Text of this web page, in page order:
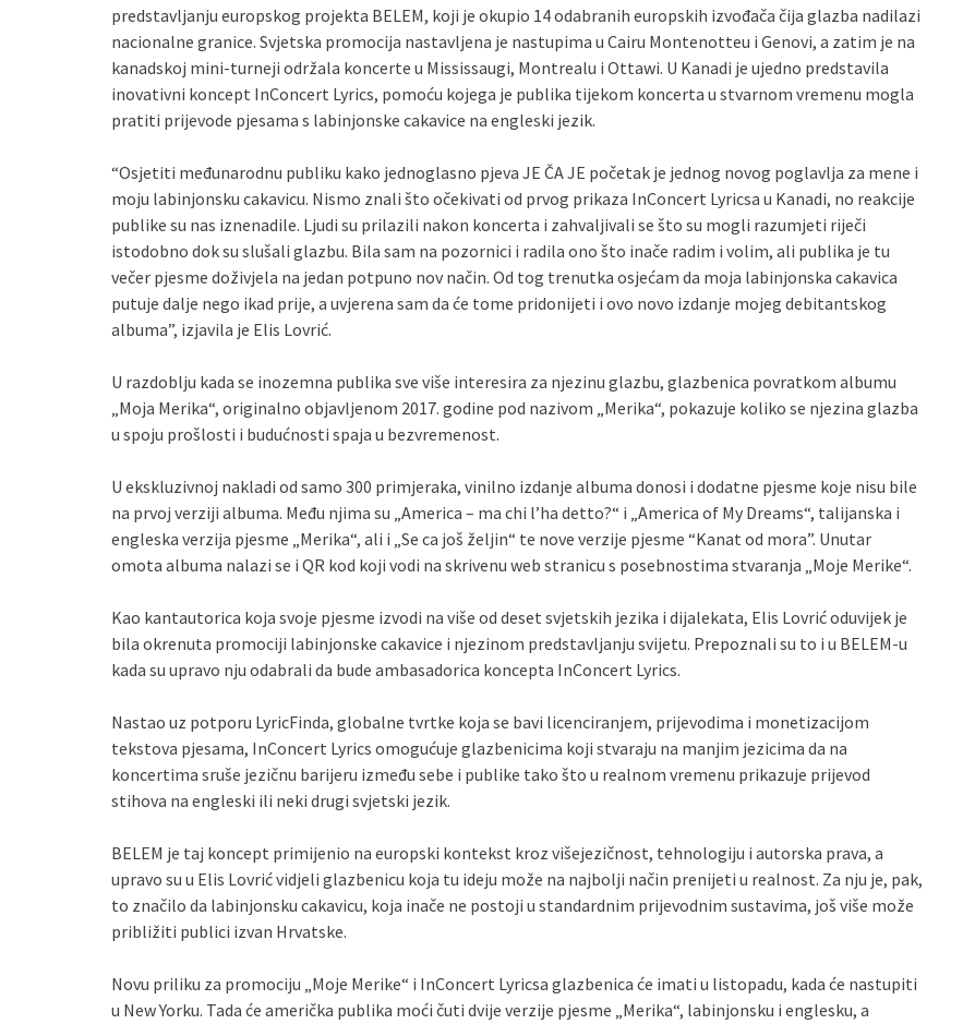
predstavljanju europskog projekta BELEM, koji je okupio 14 odabranih europskih izvođača čija glazba nadilazi
nacionalne granice. Svjetska promocija nastavljena je nastupima u Cairu Montenotteu i Genovi, a zatim je na
kanadskoj mini-turneji održala koncerte u Mississaugi, Montrealu i Ottawi. U Kanadi je ujedno predstavila
inovativni koncept InConcert Lyrics, pomoću kojega je publika tijekom koncerta u stvarnom vremenu mogla
pratiti prijevode pjesama s labinjonske cakavice na engleski jezik.
“Osjetiti međunarodnu publiku kako jednoglasno pjeva JE ČA JE početak je jednog novog poglavlja za mene i
moju labinjonsku cakavicu. Nismo znali što očekivati od prvog prikaza InConcert Lyricsa u Kanadi, no reakcije
publike su nas iznenadile. Ljudi su prilazili nakon koncerta i zahvaljivali se što su mogli razumjeti riječi
istodobno dok su slušali glazbu. Bila sam na pozornici i radila ono što inače radim i volim, ali publika je tu
večer pjesme doživjela na jedan potpuno nov način. Od tog trenutka osjećam da moja labinjonska cakavica
putuje dalje nego ikad prije, a uvjerena sam da će tome pridonijeti i ovo novo izdanje mojeg debitantskog
albuma”, izjavila je Elis Lovrić.
U razdoblju kada se inozemna publika sve više interesira za njezinu glazbu, glazbenica povratkom albumu
„Moja Merika“, originalno objavljenom 2017. godine pod nazivom „Merika“, pokazuje koliko se njezina glazba
u spoju prošlosti i budućnosti spaja u bezvremenost.
U ekskluzivnoj nakladi od samo 300 primjeraka, vinilno izdanje albuma donosi i dodatne pjesme koje nisu bile
na prvoj verziji albuma. Među njima su „America – ma chi l’ha detto?“ i „America of My Dreams“, talijanska i
engleska verzija pjesme „Merika“, ali i „Se ca još željin“ te nove verzije pjesme “Kanat od mora”. Unutar
omota albuma nalazi se i QR kod koji vodi na skrivenu web stranicu s posebnostima stvaranja „Moje Merike“.
Kao kantautorica koja svoje pjesme izvodi na više od deset svjetskih jezika i dijalekata, Elis Lovrić oduvijek je
bila okrenuta promociji labinjonske cakavice i njezinom predstavljanju svijetu. Prepoznali su to i u BELEM-u
kada su upravo nju odabrali da bude ambasadorica koncepta InConcert Lyrics.
Nastao uz potporu LyricFinda, globalne tvrtke koja se bavi licenciranjem, prijevodima i monetizacijom
tekstova pjesama, InConcert Lyrics omogućuje glazbenicima koji stvaraju na manjim jezicima da na
koncertima sruše jezičnu barijeru između sebe i publike tako što u realnom vremenu prikazuje prijevod
stihova na engleski ili neki drugi svjetski jezik.
BELEM je taj koncept primijenio na europski kontekst kroz višejezičnost, tehnologiju i autorska prava, a
upravo su u Elis Lovrić vidjeli glazbenicu koja tu ideju može na najbolji način prenijeti u realnost. Za nju je, pak,
to značilo da labinjonsku cakavicu, koja inače ne postoji u standardnim prijevodnim sustavima, još više može
približiti publici izvan Hrvatske.
Novu priliku za promociju „Moje Merike“ i InConcert Lyricsa glazbenica će imati u listopadu, kada će nastupiti
u New Yorku. Tada će američka publika moći čuti dvije verzije pjesme „Merika“, labinjonsku i englesku, a